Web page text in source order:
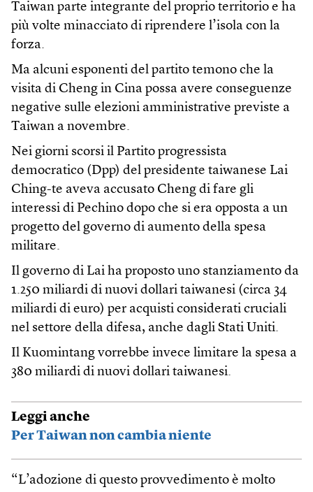
Taiwan parte integrante del proprio territorio e ha
più volte minacciato di riprendere l’isola con la
forza.
Ma alcuni esponenti del partito temono che la
visita di Cheng in Cina possa avere conseguenze
negative sulle elezioni amministrative previste a
Taiwan a novembre.
Nei giorni scorsi il Partito progressista
democratico (Dpp) del presidente taiwanese Lai
Ching-te aveva accusato Cheng di fare gli
interessi di Pechino dopo che si era opposta a un
progetto del governo di aumento della spesa
militare.
Il governo di Lai ha proposto uno stanziamento da
1.250 miliardi di nuovi dollari taiwanesi (circa 34
miliardi di euro) per acquisti considerati cruciali
nel settore della difesa, anche dagli Stati Uniti.
Il Kuomintang vorrebbe invece limitare la spesa a
380 miliardi di nuovi dollari taiwanesi.
Leggi anche
Per Taiwan non cambia niente
“L’adozione di questo provvedimento è molto